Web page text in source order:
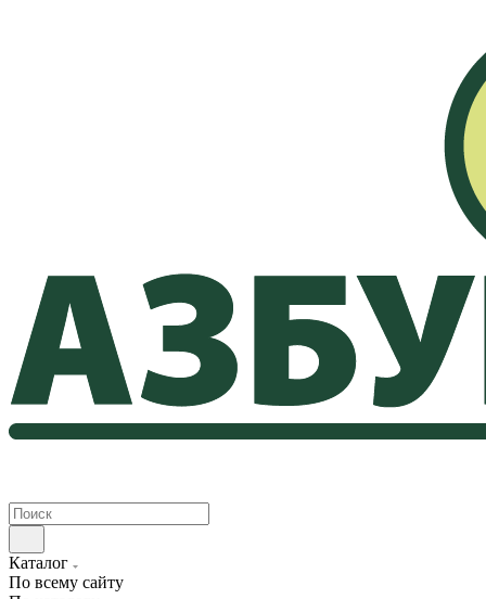
Каталог
По всему сайту